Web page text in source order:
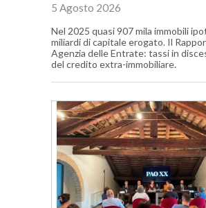
5 Agosto 2026
Nel 2025 quasi 907 mila immobili
miliardi di capitale erogato. Il
Agenzia delle Entrate: tassi in
del credito extra-immobiliare.